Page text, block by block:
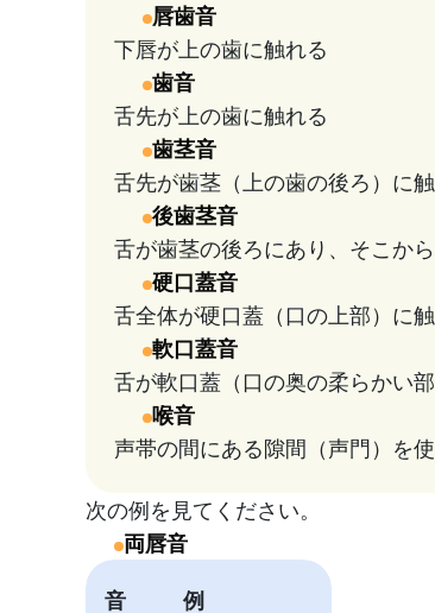
唇歯音
下唇が上の歯に触れる
歯音
舌先が上の歯に触れる
歯茎音
舌先が歯茎（上の歯の後ろ）に
後歯茎音
舌が歯茎の後ろにあり、そこか
硬口蓋音
舌全体が硬口蓋（口の上部）に
軟口蓋音
舌が軟口蓋（口の奥の柔らかい
喉音
声帯の間にある隙間（声門）を
次の例を見てください。
両唇音
音
例